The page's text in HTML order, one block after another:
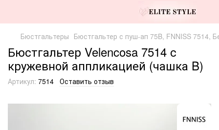
Бюстгальтеры Бюстгальтер с пуш-ап 75B, FNNISS 7514,
Бюстгальтер Velencosa 7514 с
кружевной аппликацией (чашка B)
Артикул: 7514 Оставить отзыв